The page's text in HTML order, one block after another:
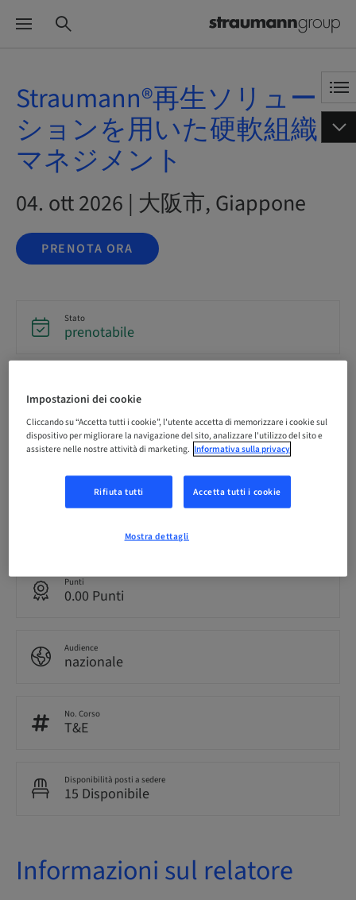
Straumann®再生ソリュー
ションを用いた硬軟組織
マネジメント
04. ott 2026 | 大阪市, Giappone
PRENOTA ORA
Stato
prenotabile
20. set 2026 (UTC+9)
Prezzo per partecipante (si applicano le imposte locali)
Giapponese
Punti
0.00 Punti
Audience
nazionale
No. Corso
T&E
Disponibilità posti a sedere
15 Disponibile
Informazioni sul relatore
Impostazioni dei cookie
Cliccando su “Accetta tutti i cookie”, l'utente accetta di memorizzare i cookie sul
dispositivo per migliorare la navigazione del sito, analizzare l'utilizzo del sito e
assistere nelle nostre attività di marketing. Informativa sulla privacy
Rifiuta tutti Accetta tutti i cookie
Mostra dettagli